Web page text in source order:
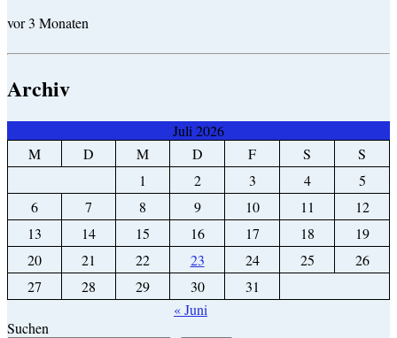
vor 3 Monaten
Archiv
Juli 2026
M
D M D F S
S
1
2 3 4
5
6
7 8 9 10 11
12
13
14 15 16 17 18
19
20
21 22 23 24 25
26
27
28 29 30
31
« Juni
Suchen